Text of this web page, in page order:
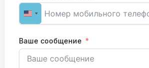
United States +1
Ваше сообщение